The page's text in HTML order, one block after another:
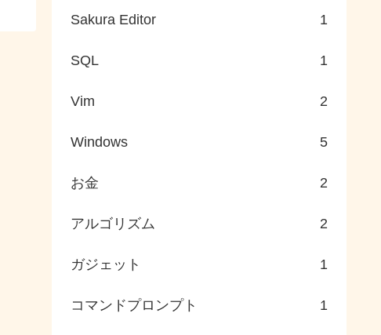
Sakura Editor 1
SQL 1
Vim 2
Windows 5
お金 2
アルゴリズム 2
ガジェット 1
コマンドプロンプト 1